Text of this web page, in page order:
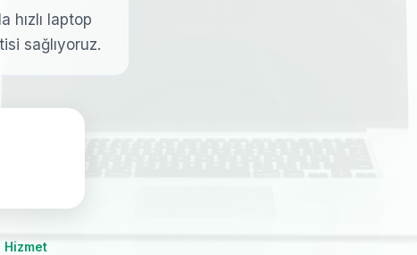
hızlı laptop
sağlıyoruz.
Hizmet